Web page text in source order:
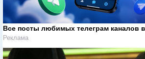
Все посты любимых телеграм каналов
Реклама